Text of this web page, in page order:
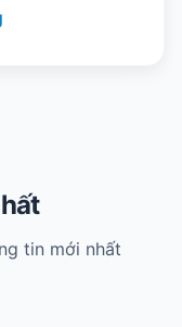
tin mới nhất